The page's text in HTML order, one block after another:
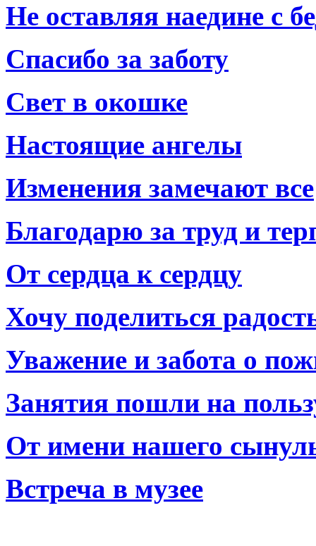
Не оставляя наедине с
Спасибо за заботу
Свет в окошке
Настоящие ангелы
Изменения замечают все
Благодарю за труд и
От сердца к сердцу
Хочу поделиться
Уважение и забота о
Занятия пошли на
От имени нашего
Встреча в музее